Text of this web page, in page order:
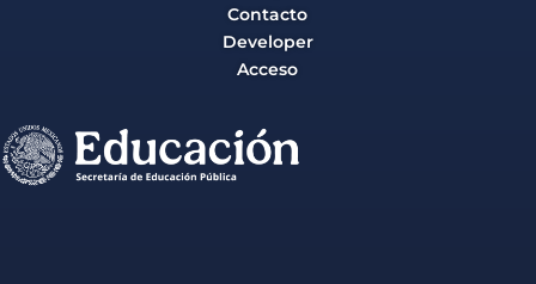
Contacto
Developer
Acceso